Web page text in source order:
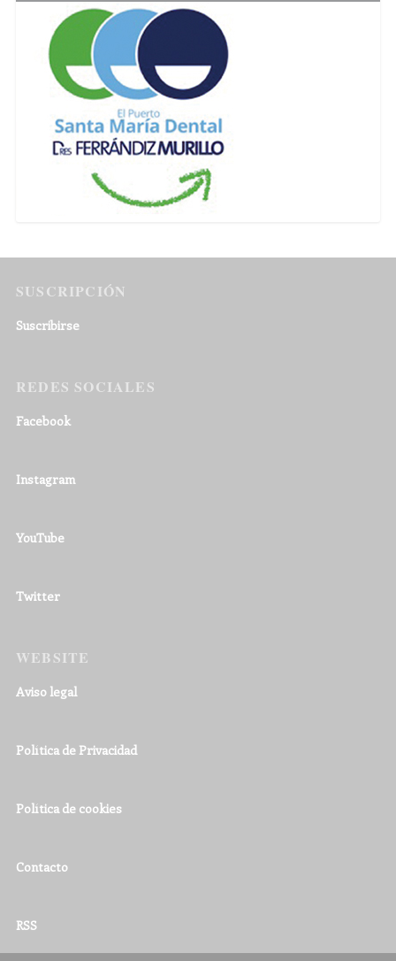
SUSCRIPCIÓN
Suscribirse
REDES SOCIALES
Facebook
Instagram
YouTube
Twitter
WEBSITE
Aviso legal
Política de Privacidad
Política de cookies
Contacto
RSS